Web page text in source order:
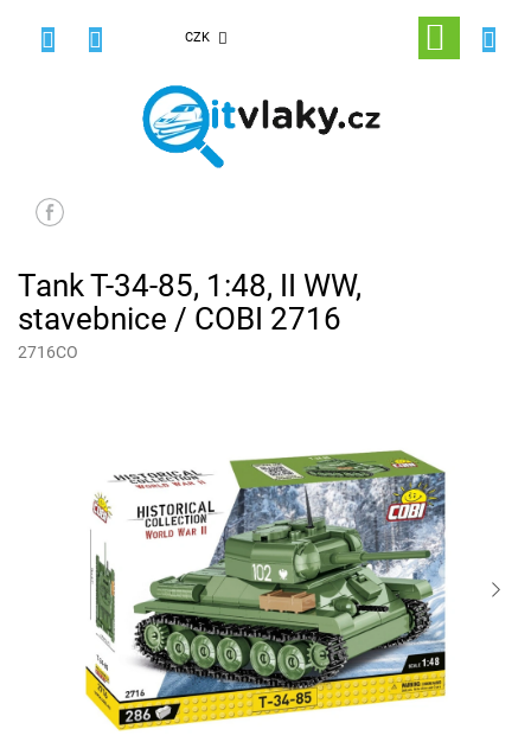
CZK
NÁKUPNÍ
KOŠÍK
Tank T-34-85, 1:48, II WW,
stavebnice / COBI 2716
2716CO